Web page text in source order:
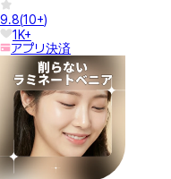
9.8(10+)
1K+
アプリ決済